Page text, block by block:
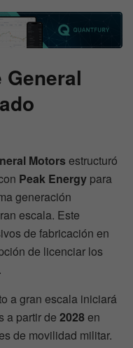
Motors estructuró
Peak Energy para
generación
escala. Este
de fabricación en
de licenciar los
a gran escala iniciará
a partir de 2028en
de movilidad militar.